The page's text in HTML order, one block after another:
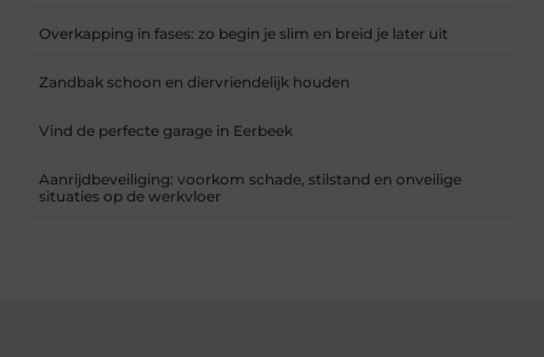
Overkapping in fases: zo begin je slim en breid je later uit
Zandbak schoon en diervriendelijk houden
Vind de perfecte garage in Eerbeek
Aanrijdbeveiliging: voorkom schade, stilstand en onveilige
situaties op de werkvloer